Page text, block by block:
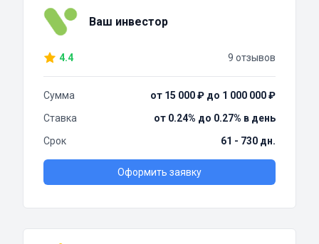
Ваш инвестор
4.4 9 отзывов
Сумма
от 15 000 ₽ до 1 000 000 ₽
Ставка
от 0.24% до 0.27% в день
Срок
61 - 730 дн.
Оформить заявку